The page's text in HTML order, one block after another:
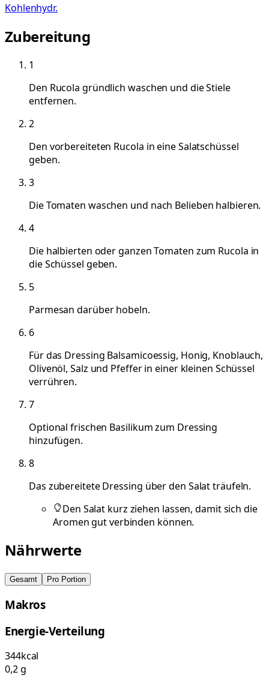
Kohlenhydr.
Zubereitung
1
Den Rucola gründlich waschen und die Stiele
entfernen.
2
Den vorbereiteten Rucola in eine Salatschüssel
geben.
3
Die Tomaten waschen und nach Belieben halbieren.
4
Die halbierten oder ganzen Tomaten zum Rucola in
die Schüssel geben.
5
Parmesan darüber hobeln.
6
Für das Dressing Balsamicoessig, Honig, Knoblauch,
Olivenöl, Salz und Pfeffer in einer kleinen Schüssel
verrühren.
7
Optional frischen Basilikum zum Dressing
hinzufügen.
8
Das zubereitete Dressing über den Salat träufeln.
Den Salat kurz ziehen lassen, damit sich die
Aromen gut verbinden können.
Nährwerte
Gesamt Pro Portion
Makros
Energie-Verteilung
344kcal
0,2g